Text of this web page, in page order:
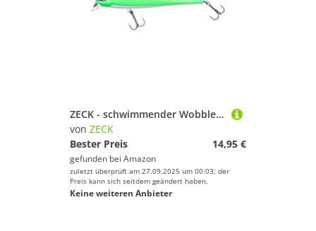
ZECK - schwimmender Wobbler für Zander & Hecht - Murdock 2.0 | 10,5 cm | 0,5 m F - UBS Classic
von ZECK
Bester Preis
14,95 €
gefunden bei Amazon
zuletzt überprüft am 27.09.2025 um 00:03; der
Preis kann sich seitdem geändert haben.
Keine weiteren Anbieter